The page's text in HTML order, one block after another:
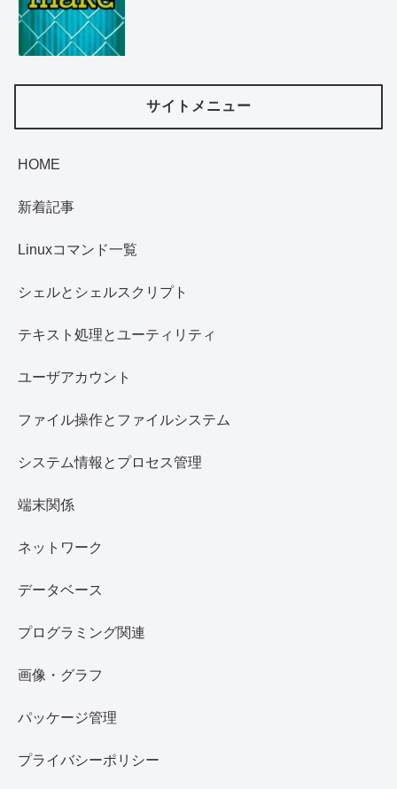
サイトメニュー
HOME
新着記事
Linuxコマンド一覧
シェルとシェルスクリプト
テキスト処理とユーティリティ
ユーザアカウント
ファイル操作とファイルシステム
システム情報とプロセス管理
端末関係
ネットワーク
データベース
プログラミング関連
画像・グラフ
パッケージ管理
プライバシーポリシー